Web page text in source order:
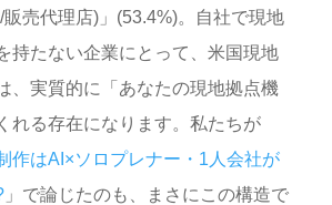
売代理店)」(53.4%)。自社で現地
持たない企業にとって、米国現地
、実質的に「あなたの現地拠点機
れる存在になります。私たちが
作はAI×ソロプレナー・1人会社が
」で論じたのも、まさにこの構造で